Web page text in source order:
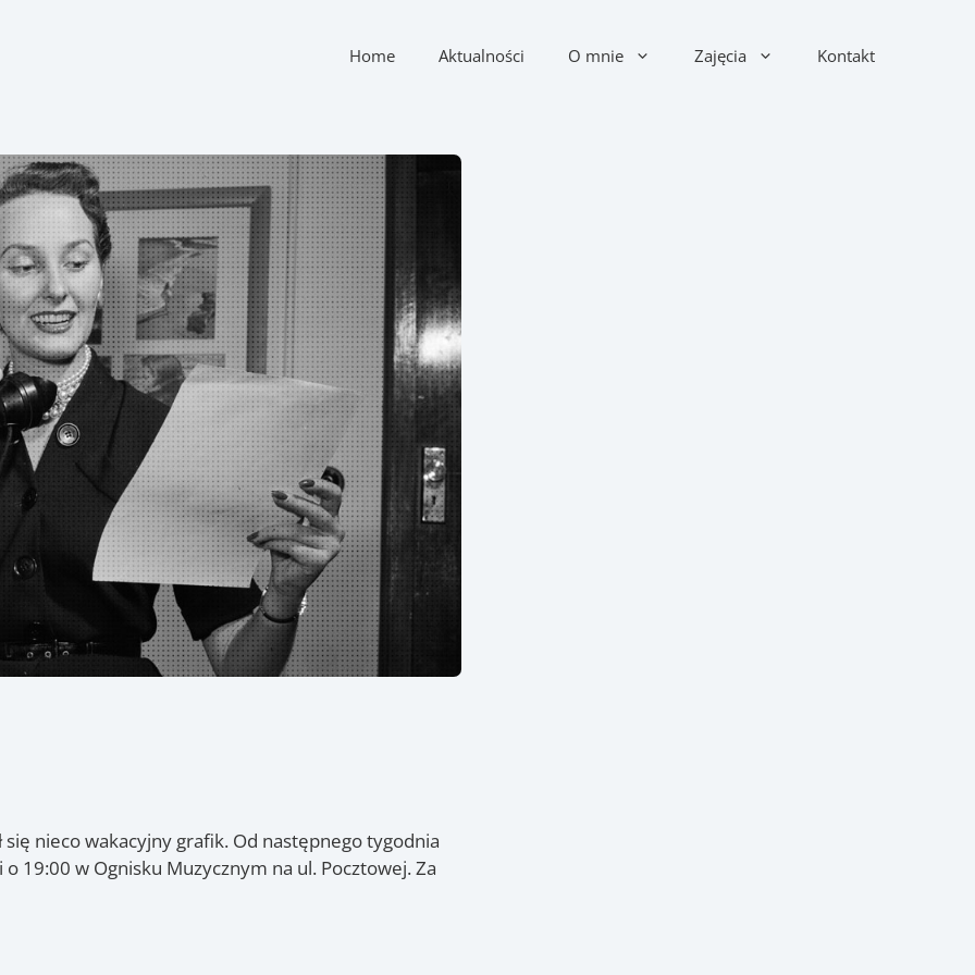
Home Aktualności O mnie Zajęcia Kontakt
nieco wakacyjny grafik. Od następnego tygodnia
19:00 w Ognisku Muzycznym na ul. Pocztowej. Za